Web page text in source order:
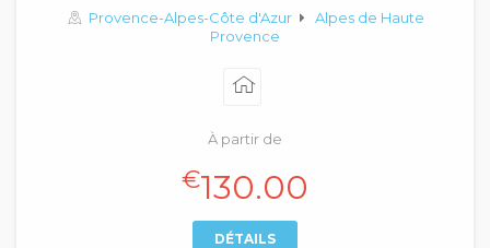
Provence-Alpes-Côte d'Azur
Alpes de Haute
Provence
À partir de
€130.00
DÉTAILS